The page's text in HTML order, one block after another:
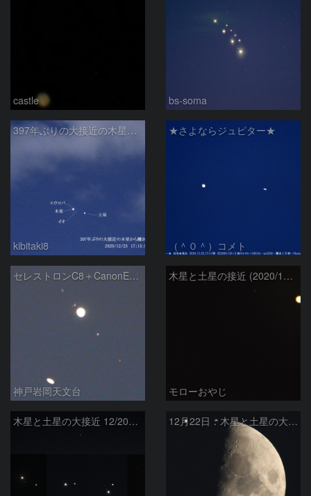
castle bs-soma
397年ぶりの大接近の木星から離れ行く土星
kibitaki8
★さよならジュピター★
（＾０＾）コメト
セレストロンC8＋CanonEOSM5で最接近の木星と土星
神戸岩岡天文台
木星と土星の接近 (2020/12/23)
モローおやじ
木星と土星の大接近 12/20~23 12月22日：木星と土星の大接近翌日を月と比較